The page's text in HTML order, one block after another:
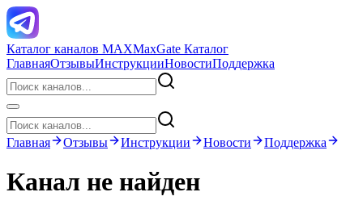
Каталог каналов MAXMaxGate Каталог
ГлавнаяОтзывыИнструкцииНовостиПоддержка
Главная Отзывы Инструкции Новости Поддержка
Канал не найден